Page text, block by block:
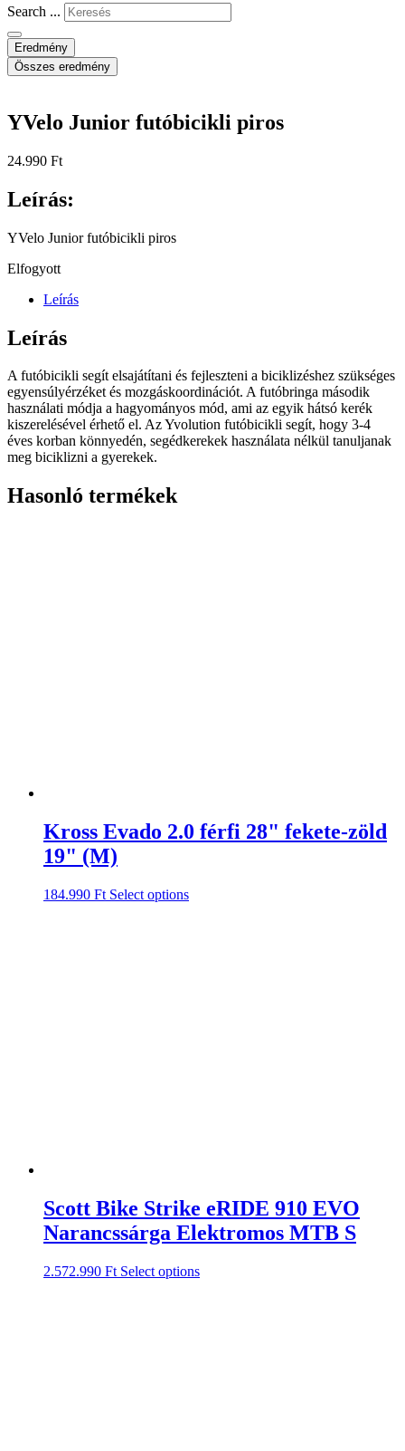
Search ...
Eredmény
Összes eredmény
YVelo Junior futóbicikli piros
24.990 Ft
Leírás:
YVelo Junior futóbicikli piros
Elfogyott
Leírás
Leírás
A futóbicikli segít elsajátítani és fejleszteni a biciklizéshez szükséges
egyensúlyérzéket és mozgáskoordinációt. A futóbringa második
használati módja a hagyományos mód, ami az egyik hátsó kerék
kiszerelésével érhető el. Az Yvolution futóbicikli segít, hogy 3-4
éves korban könnyedén, segédkerekek használata nélkül tanuljanak
meg biciklizni a gyerekek.
Hasonló termékek
Kross Evado 2.0 férfi 28" fekete-zöld
19" (M)
184.990 Ft Select options
Scott Bike Strike eRIDE 910 EVO
Narancssárga Elektromos MTB S
2.572.990 Ft Select options